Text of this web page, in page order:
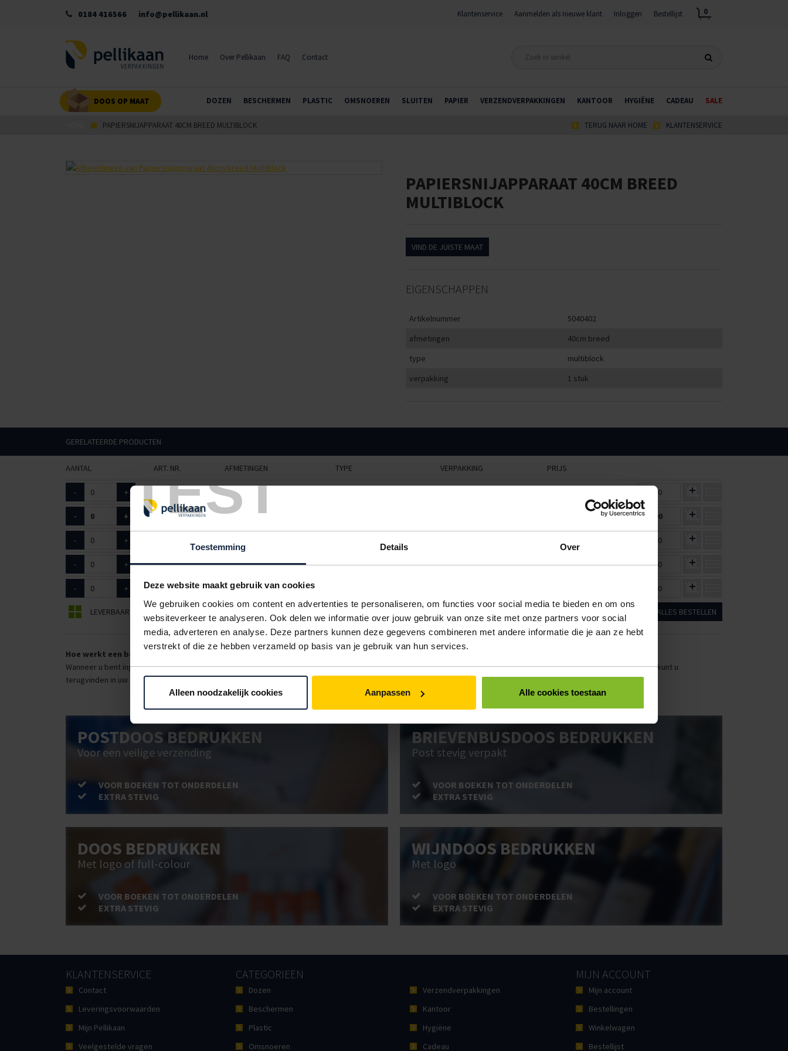
TEST
Toestemming Details Over
Deze website maakt gebruik van cookies
We gebruiken cookies om content en advertenties te personaliseren, om functies voor social media te bieden en om ons
websiteverkeer te analyseren. Ook delen we informatie over jouw gebruik van onze site met onze partners voor social
media, adverteren en analyse. Deze partners kunnen deze gegevens combineren met andere informatie die je aan ze hebt
verstrekt of die ze hebben verzameld op basis van je gebruik van hun services.
Alleen noodzakelijk cookies Aanpassen Alle cookies toestaan
0184 416566 info@pellikaan.nl Klantenservice Aanmelden als nieuwe klant Inloggen Bestellijst 0
Home Over Pellikaan FAQ Contact
DOZEN BESCHERMEN PLASTIC OMSNOEREN SLUITEN PAPIER VERZENDVERPAKKINGEN KANTOOR HYGIËNE CADEAU SALE
DOOS OP MAAT
PAPIERSNIJAPPARAAT 40CM BREED MULTIBLOCK KLANTENSERVICE
TERUG NAAR HOME
PAPIERSNIJAPPARAAT 40CM BREED
MULTIBLOCK
VIND DE JUISTE MAAT
EIGENSCHAPPEN
Artikelnummer
5040402
afmetingen
40cm breed
type
multiblock
verpakking
1 stuk
GERELATEERDE PRODUCTEN
AANTAL ART. NR. AFMETINGEN TYPE VERPAKKING PRIJS
- + 5040401 30cm breed €0,00
- + 5040402 40cm breed €0,00
- + €0,00
- + 5040404 60cm breed multiblock 1 stuk €135,06 €0,00
- + 5040406 75cm breed €0,00
LEVERBAAR BEPERKT LEVERBAAR ALLES BESTELLEN
Hoe werkt een bestellijst?
Wanneer u bent ingelogd, kunt u een eigen bestellijst maken. Gebruik bestel- en offertelijsten om eenvoudig en snel producten te bestellen. Uw bestel- en offertelijsten kunt u
terugvinden in uw account. Dat pakt altijd goed uit voor uw administratie!
POSTDOOS BEDRUKKEN
Voor een veilige verzending
VOOR BOEKEN TOT ONDERDELEN
EXTRA STEVIG
BRIEVENBUSDOOS BEDRUKKEN
Post stevig verpakt
VOOR BOEKEN TOT ONDERDELEN
EXTRA STEVIG
DOOS BEDRUKKEN
Met logo of full-colour
VOOR BOEKEN TOT ONDERDELEN
EXTRA STEVIG
WIJNDOOS BEDRUKKEN
Met logo
VOOR BOEKEN TOT ONDERDELEN
EXTRA STEVIG
KLANTENSERVICE
Contact
Leveringsvoorwaarden
Mijn Pellikaan
Veelgestelde vragen
CATEGORIEËN
Dozen
Beschermen
Plastic
Omsnoeren
Verzendverpakkingen
Kantoor
Hygiëne
Cadeau
MIJN ACCOUNT
Mijn account
Bestellingen
Winkelwagen
Bestellijst